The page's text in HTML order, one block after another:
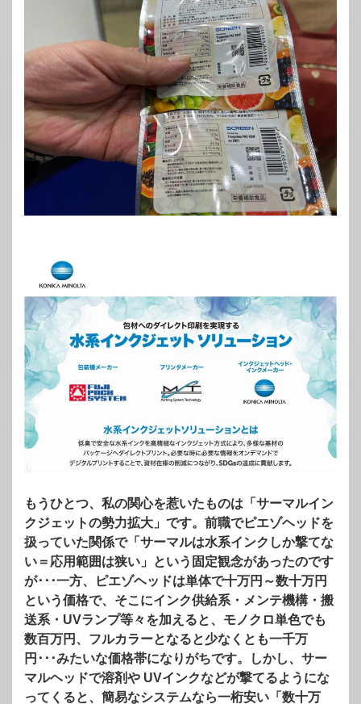
もうひとつ、私の関心を惹いたものは「サーマルイン
クジェットの勢力拡大」です。前職でピエゾヘッドを
扱っていた関係で「サーマルは水系インクしか撃てな
い＝応用範囲は狭い」という固定観念があったのです
が･･･一方、ピエゾヘッドは単体で十万円～数十万円
という価格で、そこにインク供給系・メンテ機構・搬
送系・UVランプ等々を加えると、モノクロ単色でも
数百万円、フルカラーとなると少なくとも一千万
円･･･みたいな価格帯になりがちです。しかし、サー
マルヘッドで溶剤や UVインクなどが撃てるようにな
ってくると、簡易なシステムなら一桁安い「数十万